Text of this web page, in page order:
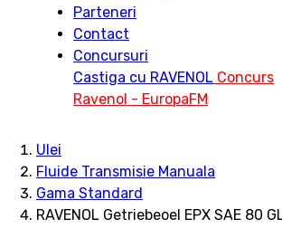
Parteneri
Contact
Concursuri
Castiga cu RAVENOL Concurs
Ravenol - EuropaFM
Ulei
Fluide Transmisie Manuala
Gama Standard
RAVENOL Getriebeoel EPX SAE 80